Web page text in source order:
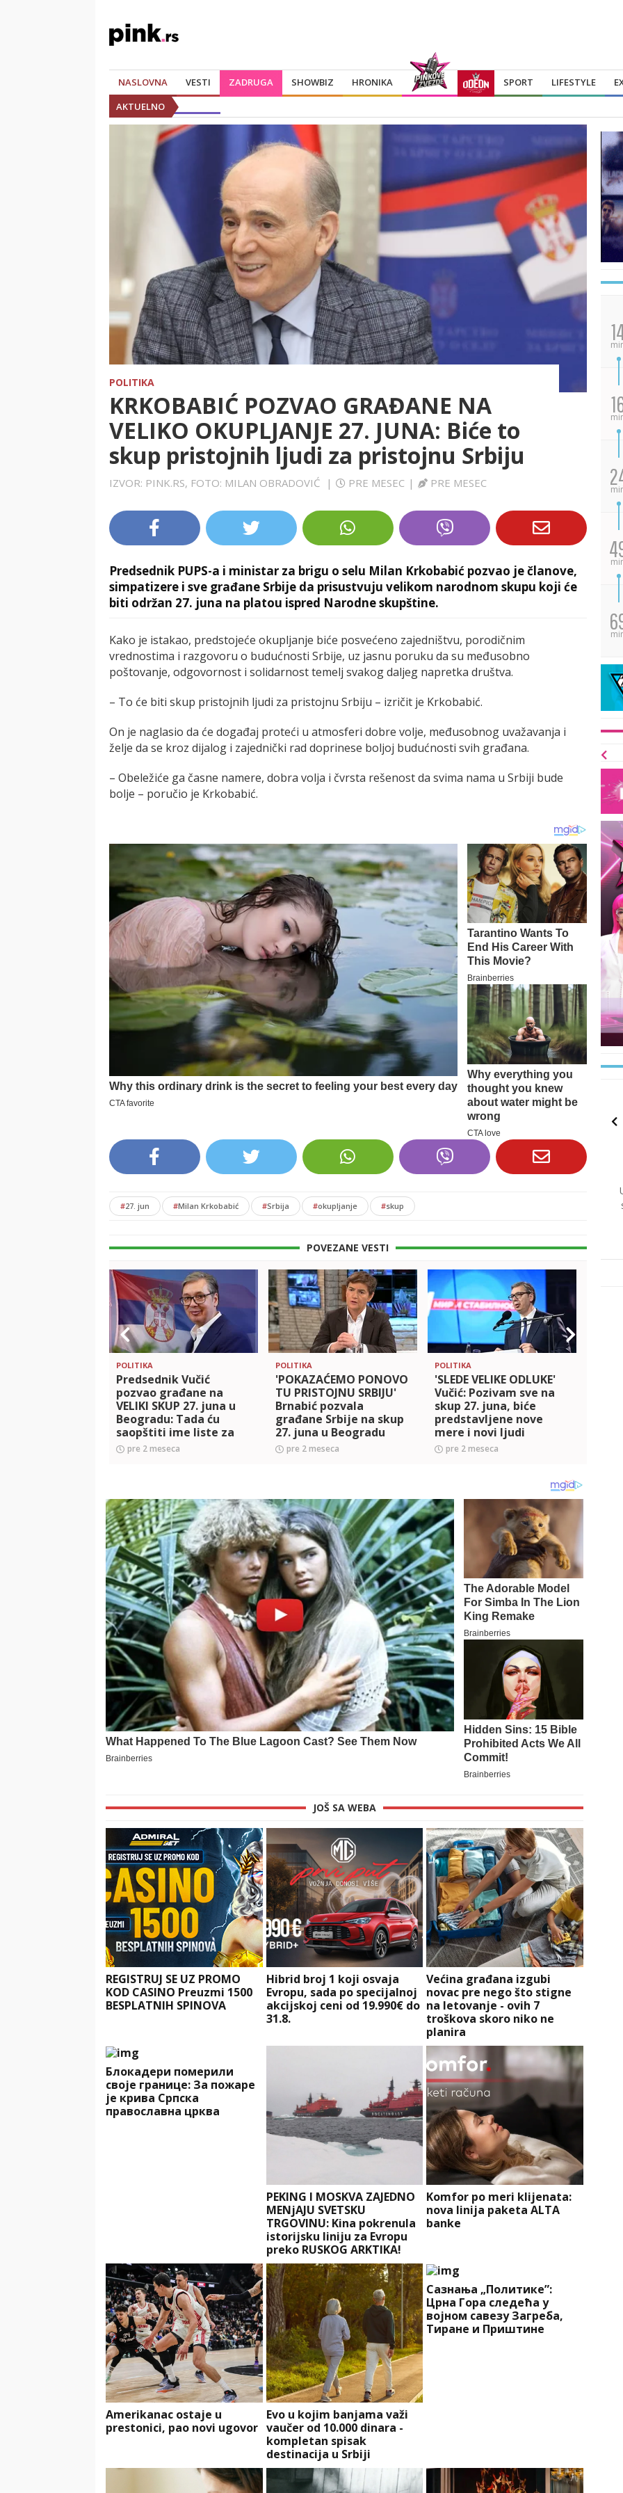
NASLOVNA VESTI ZADRUGA SHOWBIZ HRONIKA SPORT LIFESTYLE
AKTUELNO
POLITIKA
KRKOBABIĆ POZVAO GRAĐANE NA
VELIKO OKUPLJANJE 27. JUNA: Biće to
skup pristojnih ljudi za pristojnu Srbiju
IZVOR: PINK.RS, FOTO: MILAN OBRADOVIĆ | PRE MESEC | PRE MESEC
Predsednik PUPS-a i ministar za brigu o selu Milan Krkobabić pozvao je članove,
simpatizere i sve građane Srbije da prisustvuju velikom narodnom skupu koji će
biti održan 27. juna na platou ispred Narodne skupštine.
Kako je istakao, predstojeće okupljanje biće posvećeno zajedništvu, porodičnim
vrednostima i razgovoru o budućnosti Srbije, uz jasnu poruku da su međusobno
poštovanje, odgovornost i solidarnost temelj svakog daljeg napretka društva.
– To će biti skup pristojnih ljudi za pristojnu Srbiju – izričit je Krkobabić.
On je naglasio da će događaj proteći u atmosferi dobre volje, međusobnog uvažavanja i
želje da se kroz dijalog i zajednički rad doprinese boljoj budućnosti svih građana.
– Obeležiće ga časne namere, dobra volja i čvrsta rešenost da svima nama u Srbiji bude
bolje – poručio je Krkobabić.
#27. jun #Milan Krkobabić #Srbija #okupljanje #skup
POVEZANE VESTI
POLITIKA
Predsednik Vučić
pozvao građane na
VELIKI SKUP 27. juna u
Beogradu: Tada ću
saopštiti ime liste za
izbore (VIDEO)
pre 2 meseca
POLITIKA
'POKAZAĆEMO PONOVO
TU PRISTOJNU SRBIJU'
Brnabić pozvala
građane Srbije na skup
27. juna u Beogradu
pre 2 meseca
POLITIKA
'SLEDE VELIKE ODLUKE'
Vučić: Pozivam sve na
skup 27. juna, biće
predstavljene nove
mere i novi ljudi
pre 2 meseca
JOŠ SA WEBA
REGISTRUJ SE UZ PROMO
KOD CASINO Preuzmi 1500
BESPLATNIH SPINOVA
Hibrid broj 1 koji osvaja
Evropu, sada po specijalnoj
akcijskoj ceni od 19.990€ do
31.8.
Većina građana izgubi
novac pre nego što stigne
na letovanje - ovih 7
troškova skoro niko ne
planira
Блокадери померили
своје границе: За пожаре
је крива Српска
православна црква
PEKING I MOSKVA ZAJEDNO
MENjAJU SVETSKU
TRGOVINU: Kina pokrenula
istorijsku liniju za Evropu
preko RUSKOG ARKTIKA!
Komfor po meri klijenata:
nova linija paketa ALTA
banke
Amerikanac ostaje u
prestonici, pao novi ugovor
Evo u kojim banjama važi
vaučer od 10.000 dinara -
kompletan spisak
destinacija u Srbiji
Сазнања „Политике”:
Црна Гора следећа у
војном савезу Загреба,
Тиране и Приштине